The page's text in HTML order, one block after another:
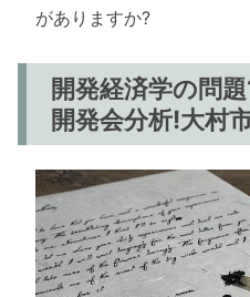
がありますか?
開発経済学の問
開発会分析!大村